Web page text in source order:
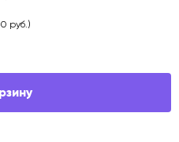
руб.)